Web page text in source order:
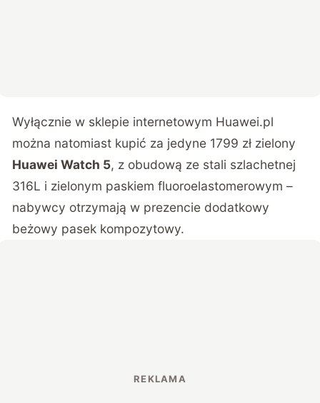
Wyłącznie w sklepie internetowym Huawei.pl
można natomiast kupić za jedyne 1799 zł zielony
Huawei Watch 5, z obudową ze stali szlachetnej
316L i zielonym paskiem fluoroelastomerowym –
nabywcy otrzymają w prezencie dodatkowy
beżowy pasek kompozytowy.